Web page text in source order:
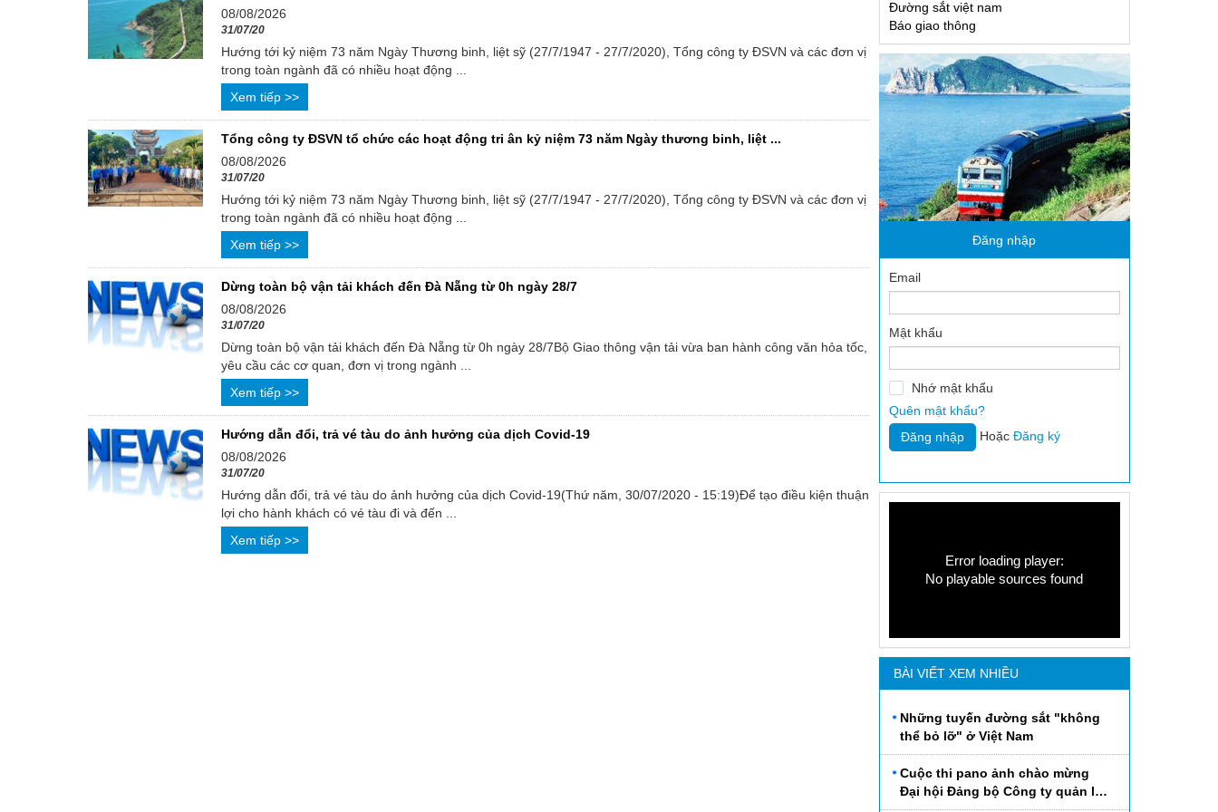
Nữ công
08/08/2026
31/07/20
Hướng tới kỷ niệm 73 năm Ngày Thương binh, liệt sỹ (27/7/1947 - 27/7/2020), Tổng công ty ĐSVN và các đơn vị
trong toàn ngành đã có nhiều hoạt động ...
Xem tiếp >>
Tổng công ty ĐSVN tổ chức các hoạt động tri ân kỷ niệm 73 năm Ngày thương binh, liệt ...
08/08/2026
31/07/20
Hướng tới kỷ niệm 73 năm Ngày Thương binh, liệt sỹ (27/7/1947 - 27/7/2020), Tổng công ty ĐSVN và các đơn vị
trong toàn ngành đã có nhiều hoạt động ...
Xem tiếp >>
Dừng toàn bộ vận tải khách đến Đà Nẵng từ 0h ngày 28/7
08/08/2026
31/07/20
Dừng toàn bộ vận tải khách đến Đà Nẵng từ 0h ngày 28/7Bộ Giao thông vận tải vừa ban hành công văn hỏa tốc,
yêu cầu các cơ quan, đơn vị trong ngành ...
Xem tiếp >>
Hướng dẫn đổi, trả vé tàu do ảnh hưởng của dịch Covid-19
08/08/2026
31/07/20
Hướng dẫn đổi, trả vé tàu do ảnh hưởng của dịch Covid-19(Thứ năm, 30/07/2020 - 15:19)Để tạo điều kiện thuận
lợi cho hành khách có vé tàu đi và đến ...
Xem tiếp >>
Đường sắt việt nam
Báo giao thông
Đăng nhập
Email
Mật khẩu
Nhớ mật khẩu
Quên mật khẩu?
Hoặc Đăng ký
Error loading player:
No playable sources found
BÀI VIẾT XEM NHIỀU
Những tuyến đường sắt "không
thể bỏ lỡ" ở Việt Nam
Cuộc thi pano ảnh chào mừng
Đại hội Đảng bộ Công ty quản lý
Đường sắt Hà Thái lần thứ VI,